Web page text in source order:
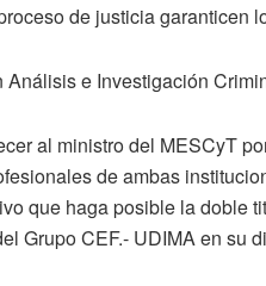
de justicia garanticen
Análisis e Investigación
al ministro del MESCyT
de ambas
que haga posible la doble
Grupo CEF.- UDIMA en su